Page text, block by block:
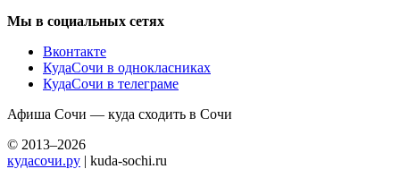
Мы в социальных сетях
Вконтакте
КудаСочи в однокласниках
КудаСочи в телеграме
Афиша Сочи — куда сходить в Сочи
© 2013–2026
кудасочи.ру | kuda-sochi.ru